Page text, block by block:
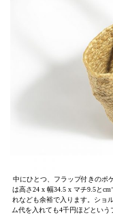
中にひとつ、フラップ付きのポ
は高さ24 x 幅34.5 x マチ9.5と
れなども余裕で入ります。ショ
ム代を入れても4千円ほどとい